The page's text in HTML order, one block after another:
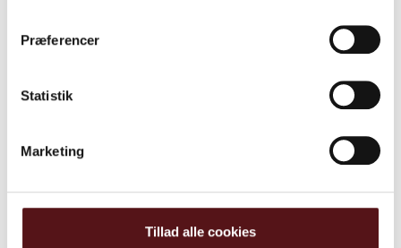
Præferencer
Statistik
Marketing
Tillad alle cookies
Kontakt os
Lær mere om os